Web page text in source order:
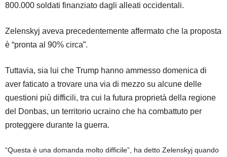
800.000 soldati finanziato dagli alleati occidentali.
Zelenskyj aveva precedentemente affermato che la proposta
è “pronta al 90% circa”.
Tuttavia, sia lui che Trump hanno ammesso domenica di
aver faticato a trovare una via di mezzo su alcune delle
questioni più difficili, tra cui la futura proprietà della regione
del Donbas, un territorio ucraino che ha combattuto per
proteggere durante la guerra.
“Questa è una domanda molto difficile”, ha detto Zelenskyj quando